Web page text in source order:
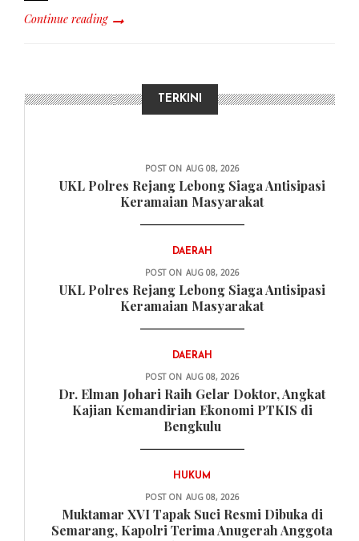
Continue reading
TERKINI
POST ON AUG 08, 2026
UKL Polres Rejang Lebong Siaga Antisipasi
Keramaian Masyarakat
DAERAH
POST ON AUG 08, 2026
UKL Polres Rejang Lebong Siaga Antisipasi
Keramaian Masyarakat
DAERAH
POST ON AUG 08, 2026
Dr. Elman Johari Raih Gelar Doktor, Angkat
Kajian Kemandirian Ekonomi PTKIS di
Bengkulu
HUKUM
POST ON AUG 08, 2026
Muktamar XVI Tapak Suci Resmi Dibuka di
Semarang, Kapolri Terima Anugerah Anggota